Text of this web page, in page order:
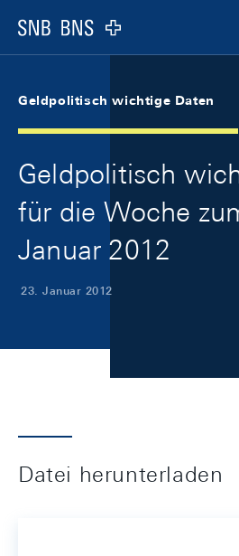
Logo
Geldpolitisch wichtige Daten
Geldpolitisch
für die Woche
Januar 2012
23. Januar 2012
Datei herunterladen